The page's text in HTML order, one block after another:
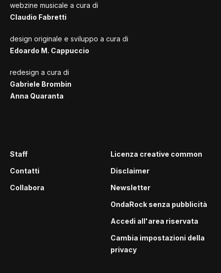
webzine musicale a cura di
Claudio Fabretti
design originale e sviluppo a cura di
Edoardo M. Cappuccio
redesign a cura di
Gabriele Brombin
Anna Quaranta
Staff
Contatti
Collabora
Licenza creative common
Disclaimer
Newsletter
OndaRock senza pubblicità
Accedi all'area riservata
Cambia impostazioni della
privacy